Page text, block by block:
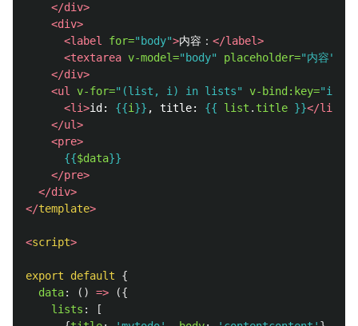
</div>
<div>
<label
for="body">内容： </label>
<textarea v-model="body" placeholder="内容"
</div>
<ul
v-for="(list, i) in lists" v-bind:key="i"
<li>id: {{i }} , title: {{ list . title }}</li>
</ul>
<pre>
{{$data}}
</pre>
</div>
</template>
<script>
export default
{
data: () =>
({
lists :
[